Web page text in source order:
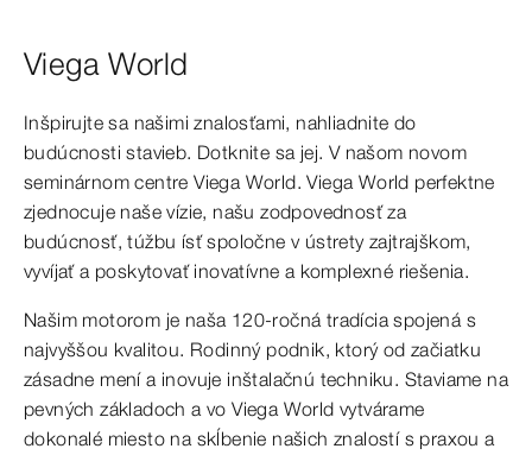
Viega World
Inšpirujte sa našimi znalosťami, nahliadnite do
budúcnosti stavieb. Dotknite sa jej. V našom novom
seminárnom centre Viega World. Viega World perfektne
zjednocuje naše vízie, našu zodpovednosť za
budúcnosť, túžbu ísť spoločne v ústrety zajtrajškom,
vyvíjať a poskytovať inovatívne a komplexné riešenia.
Našim motorom je naša 120-ročná tradícia spojená s
najvyššou kvalitou. Rodinný podnik, ktorý od začiatku
zásadne mení a inovuje inštalačnú techniku. Staviame na
pevných základoch a vo Viega World vytvárame
dokonalé miesto na skĺbenie našich znalostí s praxou a